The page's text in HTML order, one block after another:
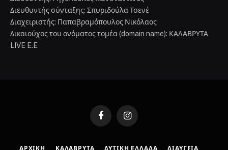
Διευθυντής σύνταξης: Σπυριδούλα Τσενέ
Διαχειριστής: Παπαβραμόπουλος Νικόλαος
Δικαιούχος του ονόματος τομέα (domain name): ΚΑΛΑΒΡΥΤΑ
LIVE E.E
FacebookInstagram